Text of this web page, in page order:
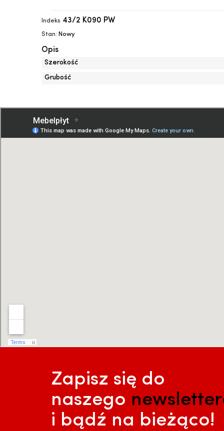
Indeks 43/2 K090 PW
Stan: Nowy
Opis
Szerokość
Grubość
Zapisz się do
naszego
i bądź na bieżąco!